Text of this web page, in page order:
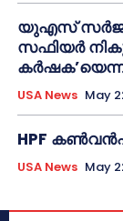
യുഎസ് സർജൻ
സഫിയർ
USA News May
HPF
USA News May